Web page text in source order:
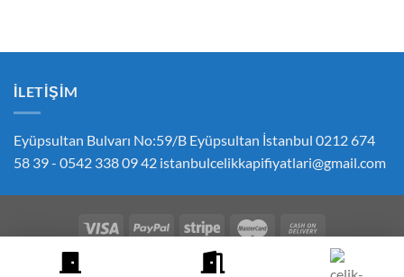
İLETIŞIM
Eyüpsultan Bulvarı No:59/B Eyüpsultan İstanbul 0212 674
58 39 - 0542 338 09 42 istanbulcelikkapifiyatlari@gmail.com
ÇEREZ POLITIKASI GIZLILIK POLITIKASI
İPTAL VE İADE POLITIKASI
ÇELIK KAPI FIYATLARI SIPARIŞ İLETIŞIM
HESABIM